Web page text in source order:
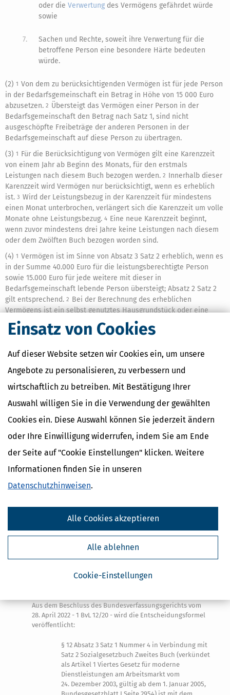
Einsatz von Cookies
Auf dieser Website setzen wir Cookies ein, um unsere
Angebote zu personalisieren, zu verbessern und
wirtschaftlich zu betreiben. Mit Bestätigung Ihrer
Auswahl willigen Sie in die Verwendung der gewählten
Cookies ein. Diese Auswahl können Sie jederzeit ändern
oder Ihre Einwilligung widerrufen, indem Sie am Ende
der Seite auf "Cookie Einstellungen" klicken. Weitere
Informationen finden Sie in unseren
Datenschutzhinweisen.
Cookie-Einstellungen
Alle ablehnen
Alle Cookies akzeptieren
oder dieVerwertung des Vermögens gefährdet würde
sowie
7.
Sachen und Rechte, soweit ihre Verwertung für die
betroffene Person eine besondere Härte bedeuten
würde.
(2) 1 Von dem zu berücksichtigenden Vermögen ist für jede Person
in der Bedarfsgemeinschaft ein Betrag in Höhe von 15 000 Euro
abzusetzen. 2 Übersteigt das Vermögen einer Person in der
Bedarfsgemeinschaft den Betrag nach Satz 1, sind nicht
ausgeschöpfte Freibeträge der anderen Personen in der
Bedarfsgemeinschaft auf diese Person zu übertragen.
(3) 1
Für die Berücksichtigung von Vermögen gilt eine Karenzzeit
von einem Jahr ab Beginn des Monats, für den erstmals
Leistungen nach diesem Buch bezogen werden. 2 Innerhalb dieser
Karenzzeit wird Vermögen nur berücksichtigt, wenn es erheblich
ist. 3 Wird der Leistungsbezug in der Karenzzeit für mindestens
einen Monat unterbrochen, verlängert sich die Karenzzeit um volle
Monate ohne Leistungsbezug. 4 Eine neue Karenzzeit beginnt,
wenn zuvor mindestens drei Jahre keine Leistungen nach diesem
oder dem Zwölften Buch bezogen worden sind.
(4) 1 Vermögen ist im Sinne von Absatz 3 Satz 2 erheblich, wenn es
in der Summe 40.000 Euro für die leistungsberechtigte Person
sowie 15.000 Euro für jede weitere mit dieser in
Bedarfsgemeinschaft lebende Person übersteigt; Absatz 2 Satz 2
gilt entsprechend. 2 Bei der Berechnung des erheblichen
Vermögens ist ein selbst genutztes Hausgrundstück oder eine
selbst genutzte Eigentumswohnung abweichend von Absatz 1
Satz 2 Nummer 5 nicht zu berücksichtigen.3 Es wird vermutet,
Antragstellerin oder der Antragsteller dies im Antrag erklärt.
Beträge nach Satz 1 an Stelle der Freibeträge nach Absatz 2
abzusetzen. 5 Der Erklärung ist eine Selbstauskunft beizufügen;
des Jobcenters vorzulegen.
(5)1 Das Vermögen ist mit seinem Verkehrswert zu
berücksichtigen.2 Für die Bewertung ist der Zeitpunkt maßgebend,
Leistungen der Grundsicherungfür Arbeitsuchende gestellt wird,
bei späterem Erwerb von Vermögen der Zeitpunkt des Erwerbs.
(6)1 Ist Bürgergeld unter Berücksichtigung des Einkommens nur
ist, wenn die Antragstellerin oder der Antragsteller dies im Antrag
Absatz 4 Satz 5 gilt entsprechend.
Entscheidung des Bundesverfassungsgerichts
Aus dem Beschluss des Bundesverfassungsgerichts vom
28. April 2022 - 1 BvL 12/20 - wird die Entscheidungsformel
veröffentlicht:
§ 12 Absatz 3 Satz 1 Nummer 4 in Verbindung mit
Satz 2 Sozialgesetzbuch Zweites Buch (verkündet
als Artikel 1 Viertes Gesetz für moderne
Dienstleistungen am Arbeitsmarkt vom
24. Dezember 2003, gültig ab dem 1. Januar 2005,